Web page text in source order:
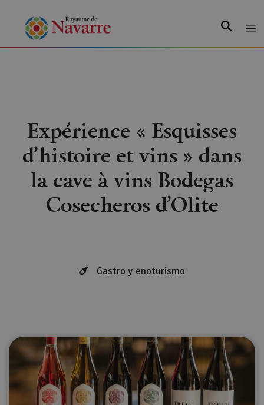
Expérience « Esquisses
d’histoire et vins » dans
la cave à vins Bodegas
Cosecheros d’Olite
Gastro y enoturismo